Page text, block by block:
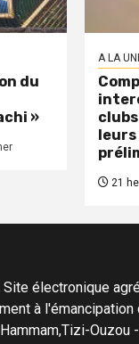
du
»
A LA
21
électronique
à